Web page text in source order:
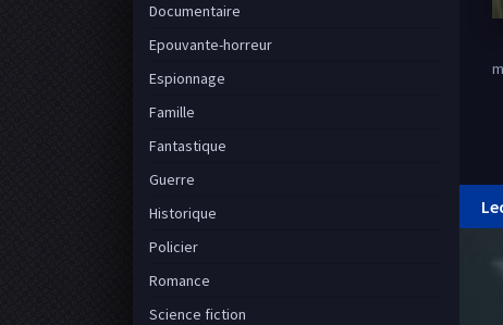
Documentaire
Epouvante-horreur
Espionnage
Famille
Fantastique
Guerre
Historique
Policier
Romance
Science fiction